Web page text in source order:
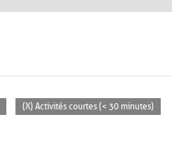
(X) Activités courtes (< 30 minutes)